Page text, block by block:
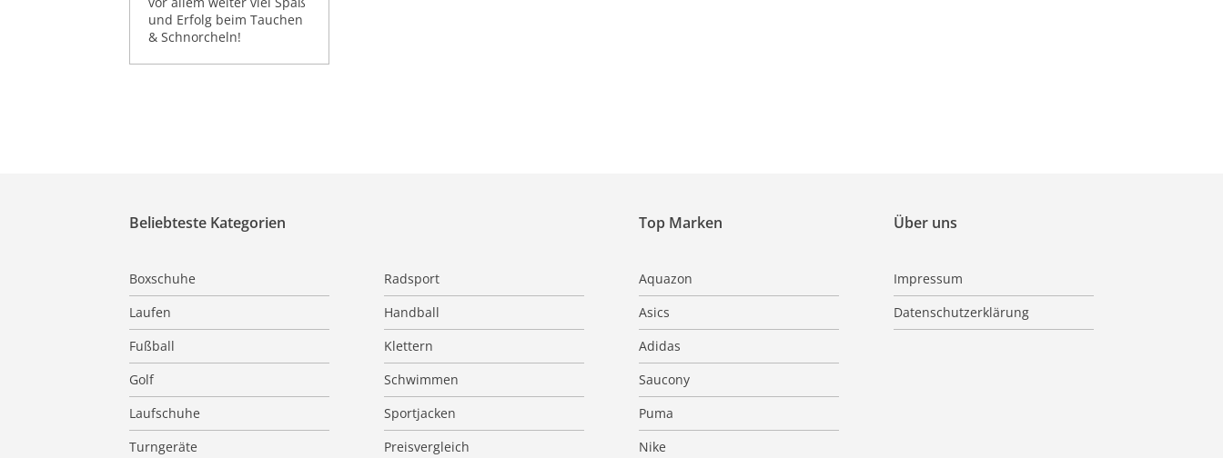
und Erfolg beim Tauchen
& Schnorcheln!
Über uns
Impressum
Datenschutzerklärung
Beliebteste Kategorien
Boxschuhe
Radsport
Laufen
Handball
Fußball
Klettern
Golf
Schwimmen
Laufschuhe
Sportjacken
Turngeräte
Preisvergleich
Top Marken
Aquazon
Asics
Adidas
Saucony
Puma
Nike